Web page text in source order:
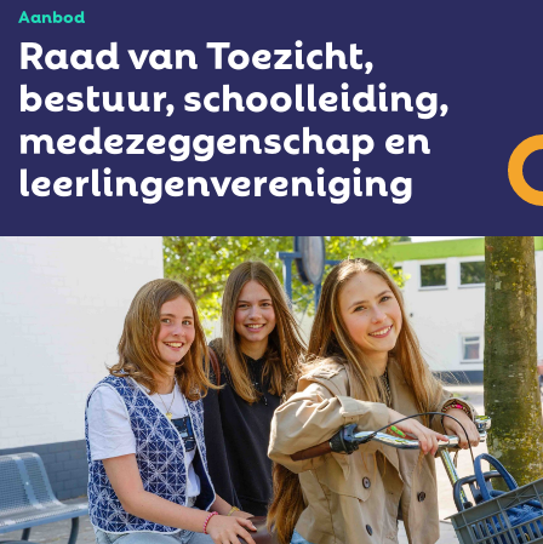
Aanbod
Raad van Toezicht,
bestuur, schoolleiding,
medezeggenschap en
leerlingenvereniging